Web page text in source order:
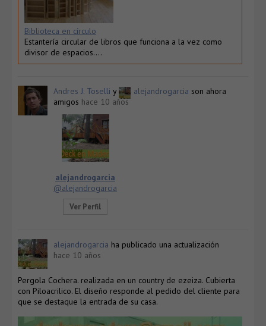
Biblioteca en círculo
Estantería circular de libros que funciona a la vez como
divisor de espacios….
Andres J. Toselli y alejandrogarcia son ahora
amigos hace 10 años
alejandrogarcia
@alejandrogarcia
Ver Perfil
alejandrogarcia ha publicado una actualización
hace 10 años
Pergola Cochera. realizada en un country de ezeiza. Cubierta
con Piloacrilico. El diseño responde al pedido del cliente para
que se destaque la entrada de su casa.